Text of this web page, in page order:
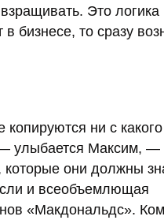
Это логика
бизнесе, то сразу
ни с какого
улыбается Максим, —
которые они должны
и всеобъемлющая
«Макдональдс».